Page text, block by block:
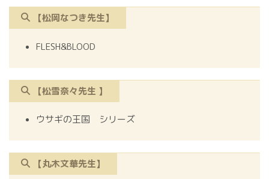
【松岡なつき先生】
FLESH&BLOOD
【松雪奈々先生 】
ウサギの王国 シリーズ
【丸木文華先生】